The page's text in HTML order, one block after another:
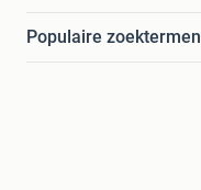
Populaire zoektermen